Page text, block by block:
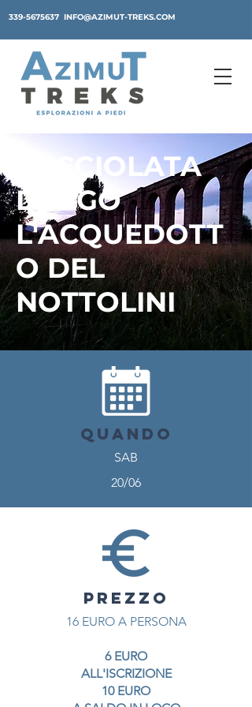
339-5675637 INFO@AZIMUT-TREKS.COM
LUCCIOLATA
LUNGO
L'ACQUEDOTT
O DEL
NOTTOLINI
QUANDO
SAB
20/06
PREZZO
16 EURO A PERSONA
6 EURO
ALL'ISCRIZIONE
10 EURO